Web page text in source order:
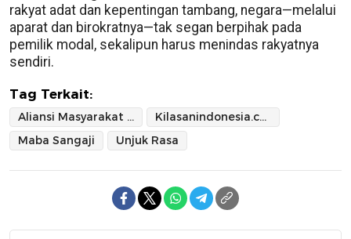
rakyat adat dan kepentingan tambang, negara—melalui
aparat dan birokratnya—tak segan berpihak pada
pemilik modal, sekalipun harus menindas rakyatnya
sendiri.
Tag Terkait:
Aliansi Masyarakat Adat Menggugat
Kilasanindonesia.com
Maba Sangaji
Unjuk Rasa